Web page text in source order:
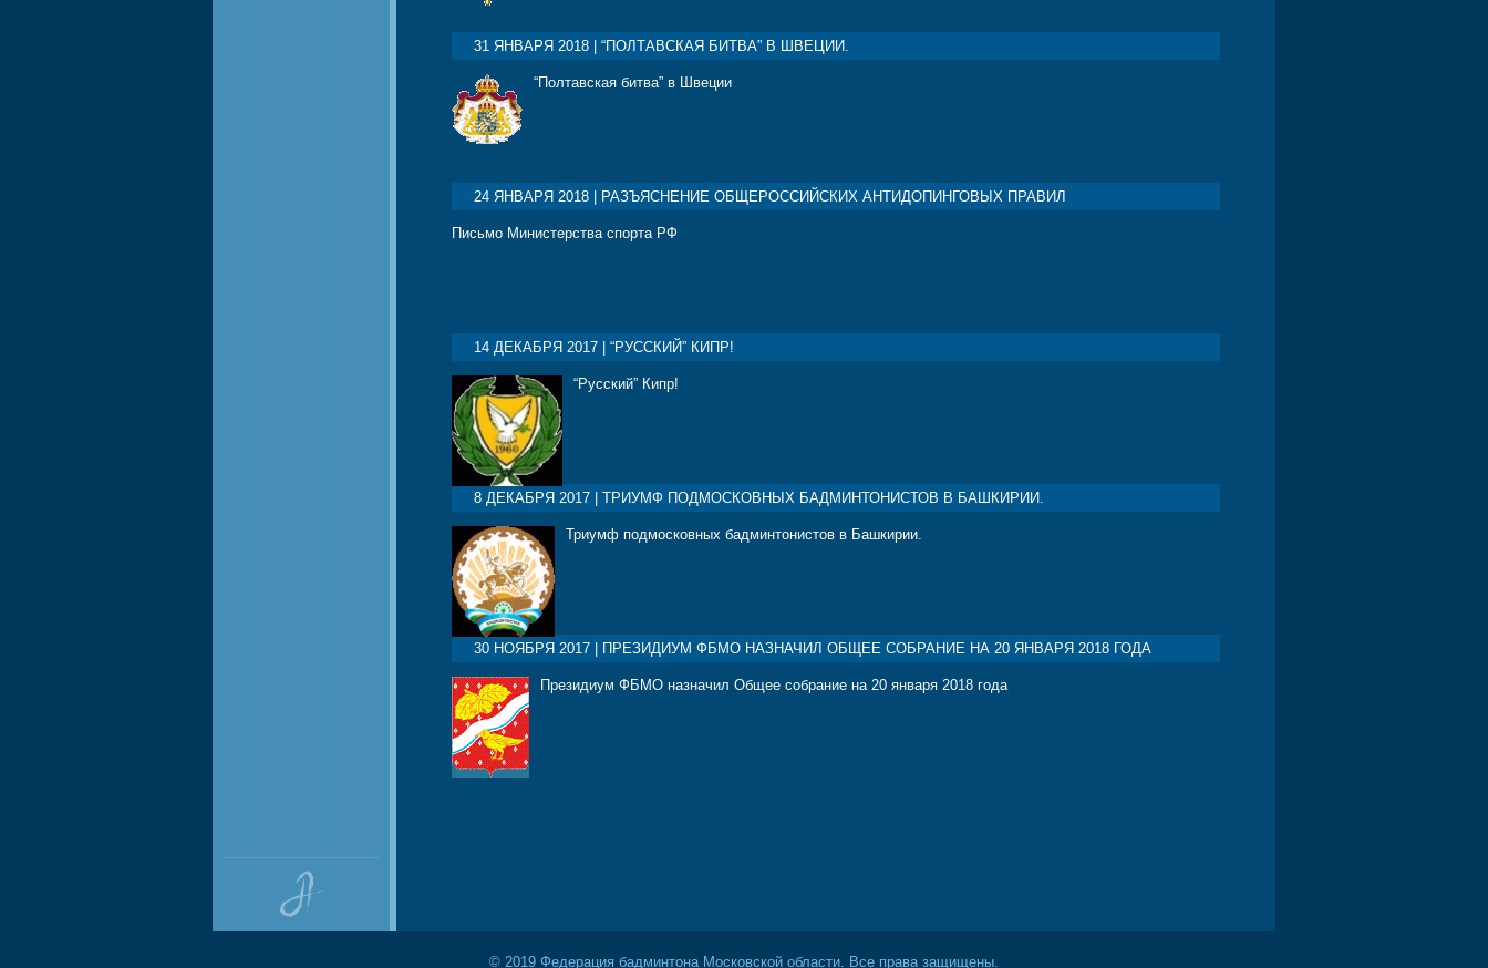
31 ЯНВАРЯ 2018 | “ПОЛТАВСКАЯ БИТВА” В ШВЕЦИИ.
“Полтавская битва” в Швеции
24 ЯНВАРЯ 2018 | РАЗЪЯСНЕНИЕ ОБЩЕРОССИЙСКИХ АНТИДОПИНГОВЫХ ПРАВИЛ
Письмо Министерства спорта РФ
14 ДЕКАБРЯ 2017 | “РУССКИЙ” КИПР!
“Русский” Кипр!
8 ДЕКАБРЯ 2017 | ТРИУМФ ПОДМОСКОВНЫХ БАДМИНТОНИСТОВ В БАШКИРИИ.
Триумф подмосковных бадминтонистов в Башкирии.
30 НОЯБРЯ 2017 | ПРЕЗИДИУМ ФБМО НАЗНАЧИЛ ОБЩЕЕ СОБРАНИЕ НА 20 ЯНВАРЯ 2018 ГОДА
Президиум ФБМО назначил Общее собрание на 20 января 2018 года
© 2019 Федерация бадминтона Московской области. Все права защищены.